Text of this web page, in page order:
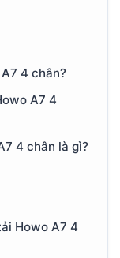
4 chân?
A7 4
4 chân là gì?
Howo A7 4